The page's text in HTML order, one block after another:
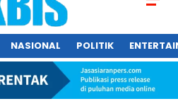
NASIONAL POLITIK